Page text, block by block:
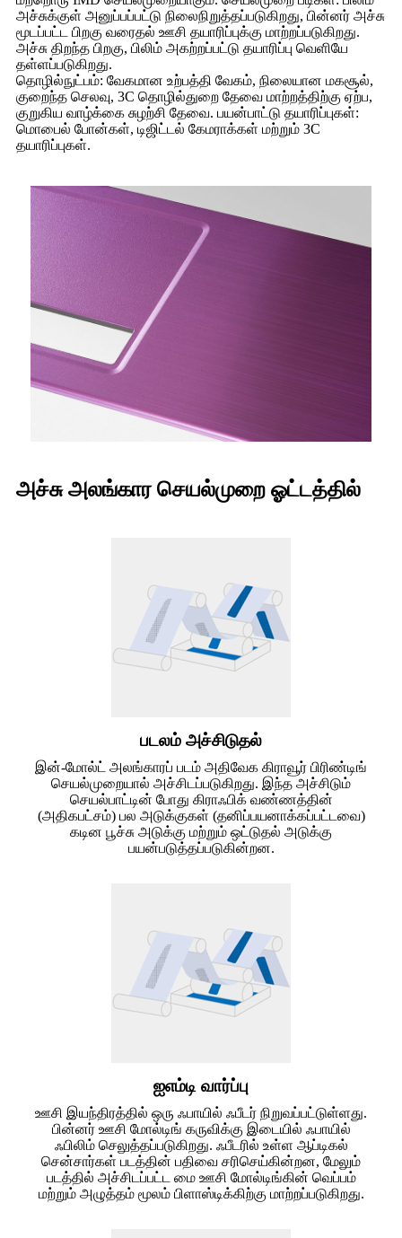
அச்சுக்குள் அனுப்பப்பட்டு நிலைநிறுத்தப்படுகிறது, பின்னர் அச்சு
மூடப்பட்ட பிறகு வரைதல் ஊசி தயாரிப்புக்கு மாற்றப்படுகிறது.
அச்சு திறந்த பிறகு, பிலிம் அகற்றப்பட்டு தயாரிப்பு வெளியே
தள்ளப்படுகிறது.
தொழில்நுட்பம்: வேகமான உற்பத்தி வேகம், நிலையான மகசூல்,
குறைந்த செலவு, 3C தொழில்துறை தேவை மாற்றத்திற்கு ஏற்ப,
குறுகிய வாழ்க்கை சுழற்சி தேவை. பயன்பாட்டு தயாரிப்புகள்:
மொபைல் போன்கள், டிஜிட்டல் கேமராக்கள் மற்றும் 3C
தயாரிப்புகள்.
அச்சு அலங்கார செயல்முறை ஓட்டத்தில்
படலம் அச்சிடுதல்
இன்-மோல்ட் அலங்காரப் படம் அதிவேக கிராவூர் பிரிண்டிங்
செயல்முறையால் அச்சிடப்படுகிறது. இந்த அச்சிடும்
செயல்பாட்டின் போது கிராஃபிக் வண்ணத்தின்
(அதிகபட்சம்) பல அடுக்குகள் (தனிப்பயனாக்கப்பட்டவை)
கடின பூச்சு அடுக்கு மற்றும் ஒட்டுதல் அடுக்கு
பயன்படுத்தப்படுகின்றன.
ஐஎம்டி வார்ப்பு
ஊசி இயந்திரத்தில் ஒரு ஃபாயில் ஃபீடர் நிறுவப்பட்டுள்ளது.
பின்னர் ஊசி மோல்டிங் கருவிக்கு இடையில் ஃபாயில்
ஃபிலிம் செலுத்தப்படுகிறது. ஃபீடரில் உள்ள ஆப்டிகல்
சென்சார்கள் படத்தின் பதிவை சரிசெய்கின்றன, மேலும்
படத்தில் அச்சிடப்பட்ட மை ஊசி மோல்டிங்கின் வெப்பம்
மற்றும் அழுத்தம் மூலம் பிளாஸ்டிக்கிற்கு மாற்றப்படுகிறது.